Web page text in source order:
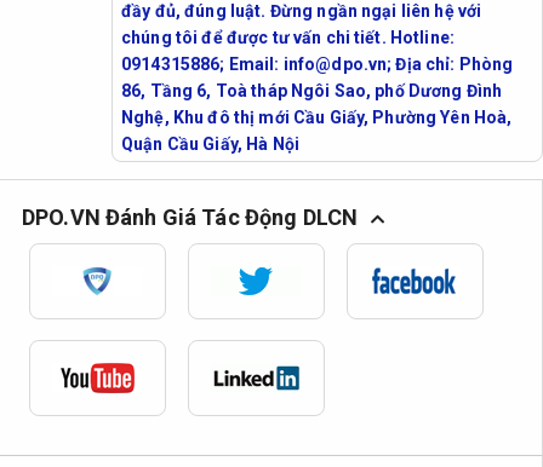
đầy đủ, đúng luật. Đừng ngần ngại liên hệ với
chúng tôi để được tư vấn chi tiết. Hotline:
0914315886; Email: info@dpo.vn; Địa chỉ: Phòng
86, Tầng 6, Toà tháp Ngôi Sao, phố Dương Đình
Nghệ, Khu đô thị mới Cầu Giấy, Phường Yên Hoà,
Quận Cầu Giấy, Hà Nội
DPO.VN Đánh Giá Tác Động DLCN